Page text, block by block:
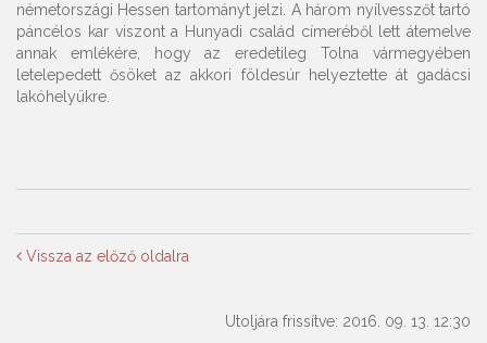
németországi Hessen tartományt jelzi. A három nyílvesszőt tartó
páncélos kar viszont a Hunyadi család címeréből lett átemelve
annak emlékére, hogy az eredetileg Tolna vármegyében
letelepedett ősöket az akkori földesúr helyeztette át gadácsi
lakóhelyükre.
Vissza az előző oldalra
Utoljára frissítve: 2016. 09. 13. 12:30